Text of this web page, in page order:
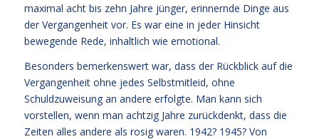
maximal acht bis zehn Jahre jünger, erinnernde Dinge aus
der Vergangenheit vor. Es war eine in jeder Hinsicht
bewegende Rede, inhaltlich wie emotional.
Besonders bemerkenswert war, dass der Rückblick auf die
Vergangenheit ohne jedes Selbstmitleid, ohne
Schuldzuweisung an andere erfolgte. Man kann sich
vorstellen, wenn man achtzig Jahre zurückdenkt, dass die
Zeiten alles andere als rosig waren. 1942? 1945? Von